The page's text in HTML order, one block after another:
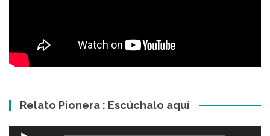
Relato Pionera : Escúchalo aquí
Reproductor